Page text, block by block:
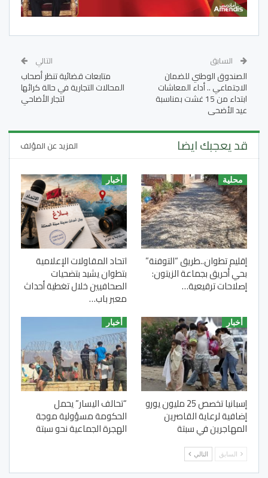
السابق
الصندوق الوطني للضمان
الاجتماعي .. أداء المعاشات
ابتداء من 15 غشت بمناسبة
عيد الأضحى
التالي
متابعات قضائية تنظر أصحاب
المحالات التجارية في حالة كرائها
لتجار الأضاحي
قد يعجبك ايضا المزيد عن المؤلف
محلية
إقليم تطوان..طريق “التوفنة”
بحي أحريق بجماعة الزيتون:
إصلاحات ترقيعية…
أخبار
اتحاد المقاولات الإعلامية
بتطوان يشيد بتضحيات
الصحافيين خلال تغطية أحداث
معبر باب…
أخبار
إسبانيا تخصص 25 مليون يورو
إضافية لرعاية القاصرين
المهاجرين في سبتة
أخبار
“تحالف اليسار” يحمل
الحكومة مسؤولية موجة
الهجرة الجماعية نحو سبتة
السابق التالي